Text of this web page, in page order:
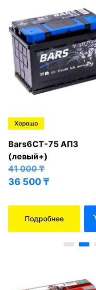
Хорошо
Bars6СТ-75 АПЗ
(левый+)
41 000₸
36 500₸
Подробнее